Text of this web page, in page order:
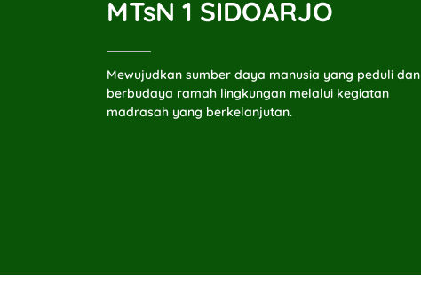
MTsN 1 SIDOARJO
Mewujudkan sumber daya manusia yang peduli dan
berbudaya ramah lingkungan melalui kegiatan
madrasah yang berkelanjutan.